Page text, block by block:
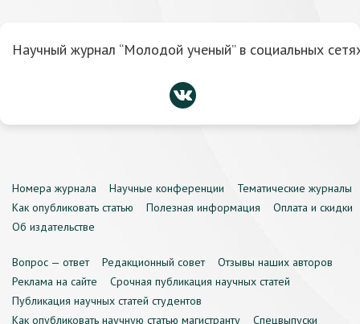
Научный журнал “Молодой ученый” в социальных
Номера журнала Научные конференции
Тематические журналы
Как опубликовать статью
Полезная информация
Оплата и скидки
Об издательстве
Вопрос — ответ Редакционный совет
Отзывы наших авторов
Реклама на сайте
Срочная публикация научных статей
Публикация научных статей студентов
Как опубликовать научную статью магистранту
Спецвыпуски